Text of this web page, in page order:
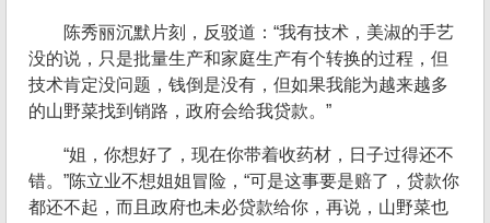
陈秀丽沉默片刻，反驳道：“我有技术，美淑的手艺
没的说，只是批量生产和家庭生产有个转换的过程，但
技术肯定没问题，钱倒是没有，但如果我能为越来越多
的山野菜找到销路，政府会给我贷款。”
“姐，你想好了，现在你带着收药材，日子过得还不
错。”陈立业不想姐姐冒险，“可是这事要是赔了，贷款你
都还不起，而且政府也未必贷款给你，再说，山野菜也